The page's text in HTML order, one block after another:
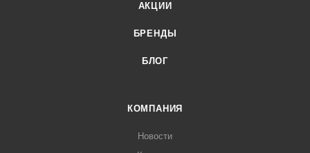
АКЦИИ
БРЕНДЫ
БЛОГ
КОМПАНИЯ
Новости